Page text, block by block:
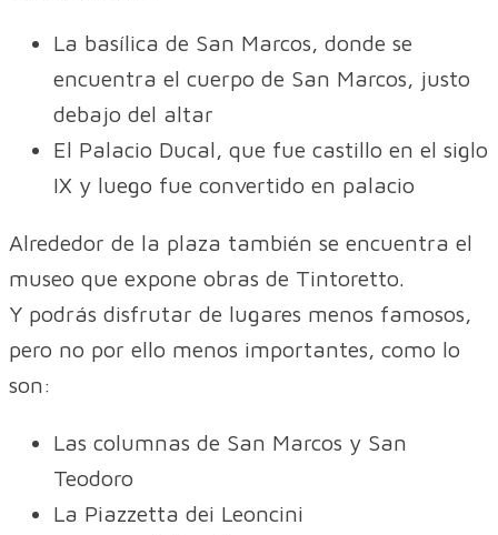
La basílica de San Marcos, donde se
encuentra el cuerpo de San Marcos, justo
debajo del altar
El Palacio Ducal, que fue castillo en el siglo
IX y luego fue convertido en palacio
Alrededor de la plaza también se encuentra el
museo que expone obras de Tintoretto.
Y podrás disfrutar de lugares menos famosos,
pero no por ello menos importantes, como lo
son:
Las columnas de San Marcos y San
Teodoro
La Piazzetta dei Leoncini